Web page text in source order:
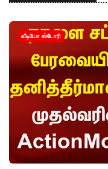
வீடியோ ஸ்டோரி